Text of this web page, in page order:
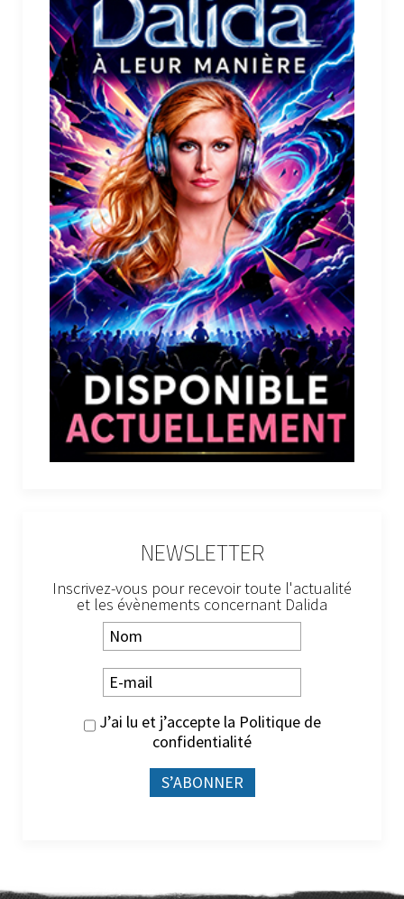
NEWSLETTER
Inscrivez-vous pour recevoir toute l'actualité
et les évènements concernant Dalida
J’ai lu et j’accepte la Politique de
confidentialité